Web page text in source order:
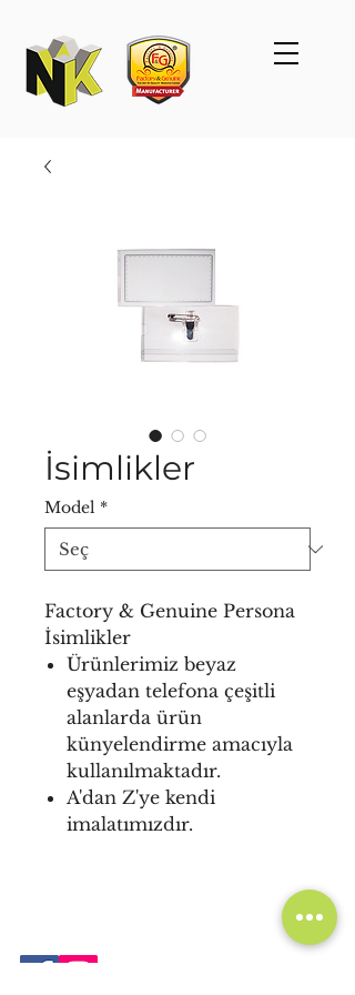
İsimlikler
Model *
Factory & Genuine Persona
İsimlikler
Ürünlerimiz beyaz
eşyadan telefona çeşitli
alanlarda ürün
künyelendirme amacıyla
kullanılmaktadır.
A'dan Z'ye kendi
imalatımızdır.